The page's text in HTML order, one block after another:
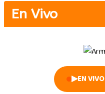
En Vivo
▶EN VIVO